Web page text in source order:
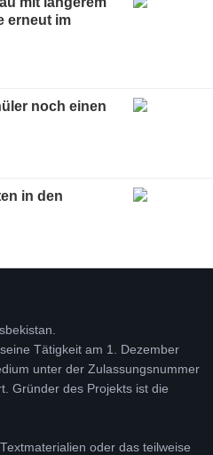
erneut im
noch einen
in den
Tätigkeit am 1. Dezember
unter der Zulassungsnummer
Gründer des Projekts ist die
oder das teilweise